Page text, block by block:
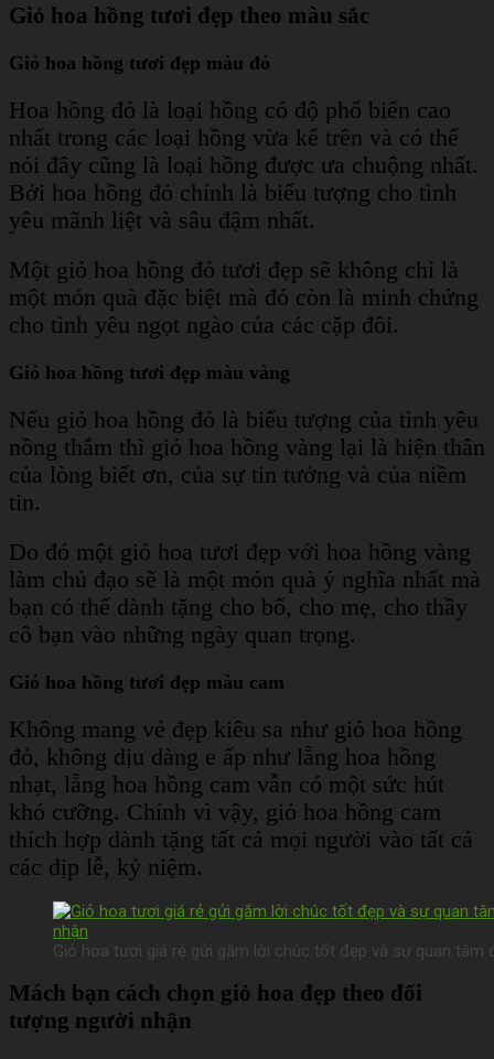
Giỏ hoa hồng tươi đẹp theo màu sắc
Giỏ hoa hồng tươi đẹp màu đỏ
Hoa hồng đỏ là loại hồng có độ phổ biến cao
nhất trong các loại hồng vừa kể trên và có thể
nói đây cũng là loại hồng được ưa chuộng nhất.
Bởi hoa hồng đỏ chính là biểu tượng cho tình
yêu mãnh liệt và sâu đậm nhất.
Một giỏ hoa hồng đỏ tươi đẹp sẽ không chỉ là
một món quà đặc biệt mà đó còn là minh chứng
cho tình yêu ngọt ngào của các cặp đôi.
Giỏ hoa hồng tươi đẹp màu vàng
Nếu giỏ hoa hồng đỏ là biểu tượng của tình yêu
nồng thắm thì giỏ hoa hồng vàng lại là hiện thân
của lòng biết ơn, của sự tin tưởng và của niềm
tin.
Do đó một giỏ hoa tươi đẹp với hoa hồng vàng
làm chủ đạo sẽ là một món quà ý nghĩa nhất mà
bạn có thể dành tặng cho bố, cho mẹ, cho thầy
cô bạn vào những ngày quan trọng.
Giỏ hoa hồng tươi đẹp màu cam
Không mang vẻ đẹp kiêu sa như giỏ hoa hồng
đỏ, không dịu dàng e ấp như lẵng hoa hồng
nhạt, lẵng hoa hồng cam vẫn có một sức hút
khó cưỡng. Chính vì vậy, giỏ hoa hồng cam
thích hợp dành tặng tất cả mọi người vào tất cả
các dịp lễ, kỷ niệm.
Giỏ hoa tươi giá rẻ gửi gắm lời chúc tốt đẹp và sự quan tâm
Mách bạn cách chọn giỏ hoa đẹp theo đối
tượng người nhận